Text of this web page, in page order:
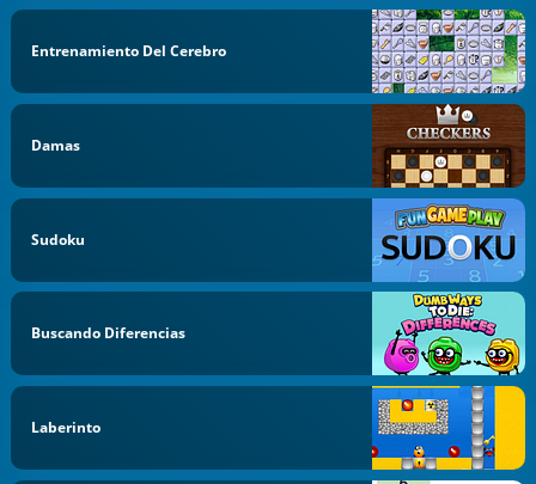
Entrenamiento Del Cerebro
Damas
Sudoku
Buscando Diferencias
Laberinto